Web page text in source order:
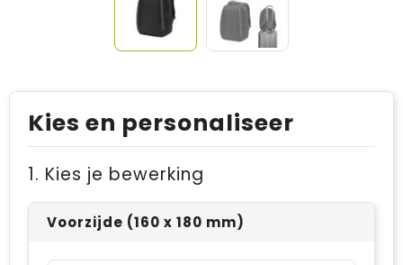
Kies en personaliseer
1. Kies je bewerking
Voorzijde (160 x 180 mm)